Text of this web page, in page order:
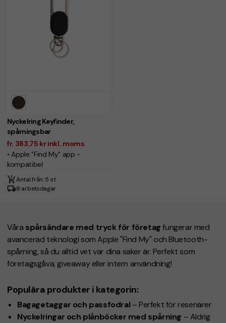
Nyckelring Keyfinder,
spårningsbar
fr. 383,75 kr inkl. moms
• Apple "Find My" app -
kompatibel
Antal från: 5 st
8 arbetsdagar
Våra spårsändare med tryck för företagfungerar med
avancerad teknologi som Apple "Find My" och Bluetooth-
spårning, så du alltid vet var dina saker är. Perfekt som
företagsgåva, giveaway eller intern användning!
Populära produkter i kategorin:
Bagagetaggar och passfodral – Perfekt för resenärer
Nyckelringar och plånböcker med spårning – Aldrig